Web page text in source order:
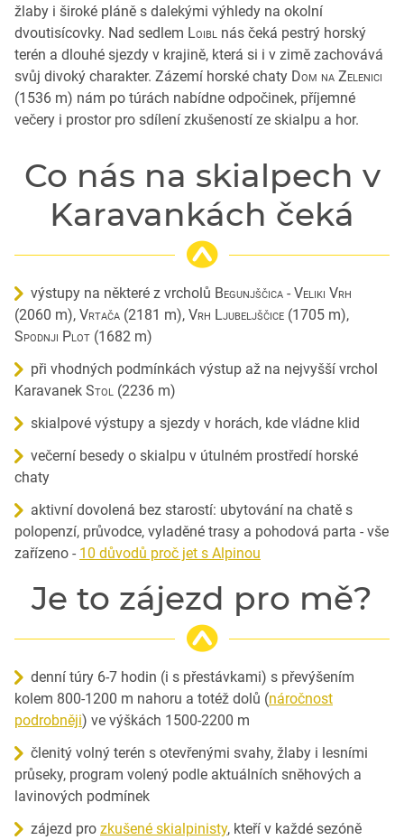
žlaby i široké pláně s dalekými výhledy na okolní
dvoutisícovky. Nad sedlem Loibl nás čeká pestrý horský
terén a dlouhé sjezdy v krajině, která si i v zimě zachovává
svůj divoký charakter. Zázemí horské chaty Dom na Zelenici
(1536 m) nám po túrách nabídne odpočinek, příjemné
večery i prostor pro sdílení zkušeností ze skialpu a hor.
Co nás na skialpech v
Karavankách čeká
výstupy na některé z vrcholů Begunjščica - Veliki Vrh
(2060 m), Vrtača (2181 m), Vrh Ljubeljščice (1705 m),
Spodnji Plot (1682 m)
při vhodných podmínkách výstup až na nejvyšší vrchol
Karavanek Stol (2236 m)
skialpové výstupy a sjezdy v horách, kde vládne klid
večerní besedy o skialpu v útulném prostředí horské
chaty
aktivní dovolená bez starostí: ubytování na chatě s
polopenzí, průvodce, vyladěné trasy a pohodová parta - vše
zařízeno - 10 důvodů proč jet s Alpinou
Je to zájezd pro mě?
denní túry 6-7 hodin (i s přestávkami) s převýšením
kolem 800-1200 m nahoru a totéž dolů (náročnost
podrobněji) ve výškách 1500-2200 m
členitý volný terén s otevřenými svahy, žlaby i lesními
průseky, program volený podle aktuálních sněhových a
lavinových podmínek
zájezd pro zkušené skialpinisty, kteří v každé sezóně